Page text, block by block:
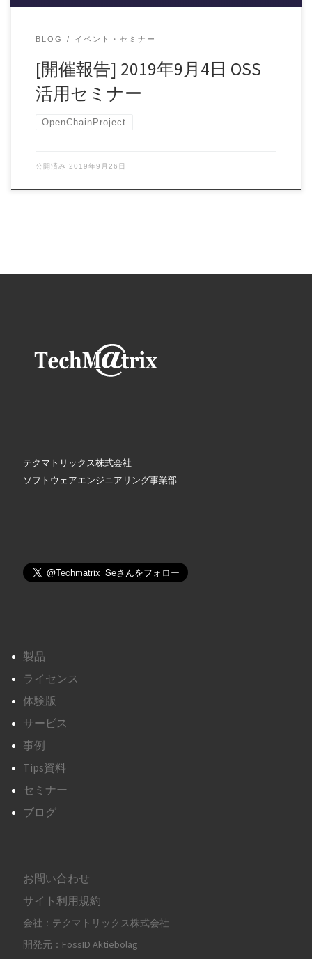
BLOG イベント・セミナー
[開催報告] 2019年9月4日 OSS
活用セミナー
OpenChainProject
公開済み 2019年9月26日
テクマトリックス株式会社
ソフトウェアエンジニアリング事業部
製品
ライセンス
体験版
サービス
事例
Tips資料
セミナー
ブログ
お問い合わせ
サイト利用規約
会社：テクマトリックス株式会社
開発元：FossID Aktiebolag